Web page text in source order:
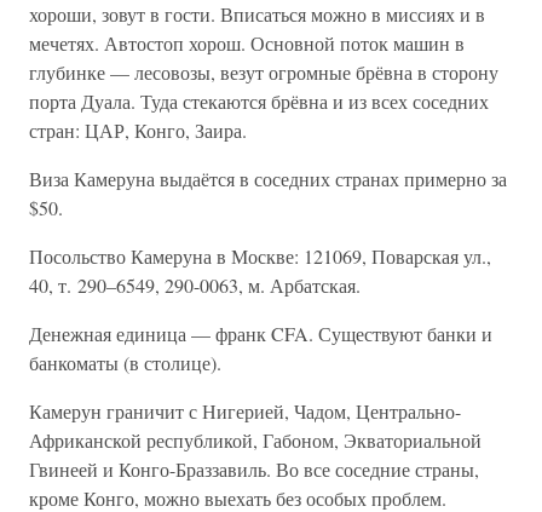
хороши, зовут в гости. Вписаться можно в миссиях и в
мечетях. Автостоп хорош. Основной поток машин в
глубинке — лесовозы, везут огромные брёвна в сторону
порта Дуала. Туда стекаются брёвна и из всех соседних
стран: ЦАР, Конго, Заира.
Виза Камеруна выдаётся в соседних странах примерно за
$50.
Посольство Камеруна в Москве: 121069, Поварская ул.,
40, т. 290–6549, 290-0063, м. Арбатская.
Денежная единица — франк CFA. Существуют банки и
банкоматы (в столице).
Камерун граничит с Нигерией, Чадом, Центрально-
Африканской республикой, Габоном, Экваториальной
Гвинеей и Конго-Браззавиль. Во все соседние страны,
кроме Конго, можно выехать без особых проблем.